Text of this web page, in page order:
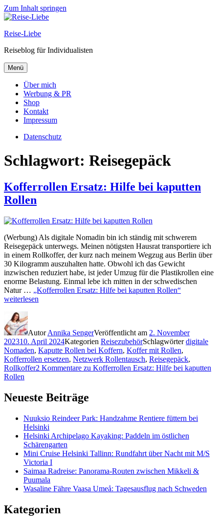
Zum Inhalt springen
Reise-Liebe
Reiseblog für Individualisten
Menü
Über mich
Werbung & PR
Shop
Kontakt
Impressum
Datenschutz
Schlagwort: Reisegepäck
Kofferrollen Ersatz: Hilfe bei kaputten
Rollen
(Werbung) Als digitale Nomadin bin ich ständig mit schwerem
Reisegepäck unterwegs. Meinen nötigsten Hausrat transportiere ich
in einem Rollkoffer, der kurz nach meinem Wegzug aus Berlin über
30 Kilogramm auszuhalten hatte. Obwohl ich das Gewicht
inzwischen reduziert habe, ist jeder Umzug für die Plastikrollen eine
enorme Belastung. Einmal lebe ich mitten in der schwedischen
Natur … „Kofferrollen Ersatz: Hilfe bei kaputten Rollen“
weiterlesen
AutorAnnika SengerVeröffentlicht am 2. November
202310. April 2024Kategorien ReisezubehörSchlagwörterdigitale
Nomaden, Kaputte Rollen bei Koffern, Koffer mit Rollen,
Kofferrollen ersetzen, Netzwerk Rollentausch, Reisegepäck,
Rollkoffer2 Kommentare zu Kofferrollen Ersatz: Hilfe bei kaputten
Rollen
Neueste Beiträge
Nuuksio Reindeer Park: Handzahme Rentiere füttern bei
Helsinki
Helsinki Archipelago Kayaking: Paddeln im östlichen
Schärengarten
Mini Cruise Helsinki Tallinn: Rundfahrt über Nacht mit M/S
Victoria I
Saimaa Radreise: Panorama-Routen zwischen Mikkeli &
Puumala
Wasaline Fähre Vaasa Umeå: Tagesausflug nach Schweden
Kategorien